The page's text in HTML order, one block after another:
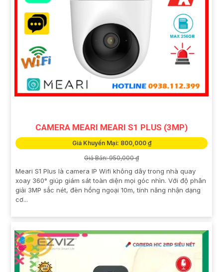
CAMERA MEARI MEARI S1 PLUS (3MP)
Giá Khuyến Mại: 800,000 ₫
Giá Bán: 950,000 ₫
Meari S1 Plus là camera IP Wifi không dây trong nhà quay
xoay 360° giúp giám sát toàn diện mọi góc nhìn. Với độ phân
giải 3MP sắc nét, đèn hồng ngoại 10m, tính năng nhận dạng
cơ...